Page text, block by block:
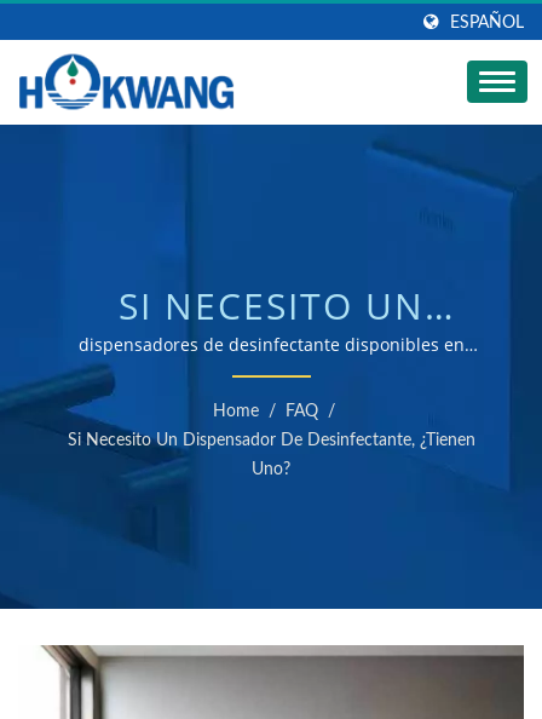
ESPAÑOL
SI NECESITO UN
DISPENSADOR DE
DESINFECTANTE,
¿TIENEN UNO? |
FABRICANTE DE
SECADORES DE MANOS
PARA BAÑOS
COMERCIALES |
HOKWANG
dispensadores de desinfectante disponibles en
Hokwang | fabricante de secadores de manos y
dispensadores de jabón certificado ISO 9001 y 14001
Home / FAQ
/
Si Necesito Un Dispensador De Desinfectante, ¿tienen
Uno?